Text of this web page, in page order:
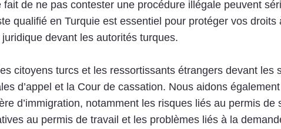
de ne pas contester une procédure illégale peuvent
qualifié en Turquie est essentiel pour protéger vos
devant les autorités turques.
citoyens turcs et les ressortissants étrangers devant les
d’appel et la Cour de cassation. Nous aidons
d’immigration, notamment les risques liés au permis de
au permis de travail et les problèmes liés à la